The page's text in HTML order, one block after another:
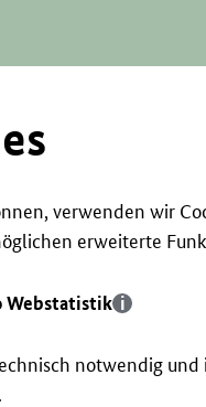
verwenden wir
erweiterte
Webstatistik
notwendig